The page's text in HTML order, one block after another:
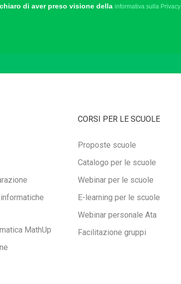
di aver preso visione della informativa sulla Privacy
MathUp
CORSI PER LE SCUOLE
Proposte scuole
Catalogo per le scuole
Webinar per le scuole
E-learning per le scuole
Webinar personale Ata
Facilitazione gruppi